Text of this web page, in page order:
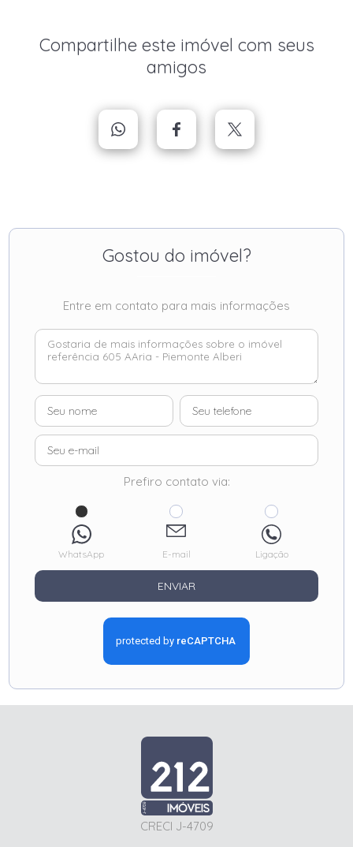
Compartilhe este imóvel com seus
amigos
Gostou do imóvel?
Entre em contato para mais informações
Prefiro contato via:
WhatsApp E-mail Ligação
ENVIAR
CRECI J-4709